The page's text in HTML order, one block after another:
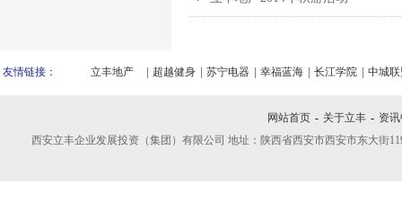
友情链接： 立丰地产 超越健身 苏宁电器 幸福蓝海 长江学院 中城
网站首页 - 关于立丰 - 资
西安立丰企业发展投资（集团）有限公司 地址：陕西省西安市西安市东大街